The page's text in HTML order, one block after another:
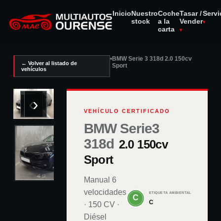
InicioNuestro
stock
Coche
a la
carta
Tasar /
Vender
← Volver al listado de
vehículos
•BMW Serie 3 318d 2.0 150cv
Sport
/5
‹› VEHÍCULO CERTIFICADO
BMW Serie3
318d 2.0 150cv
Sport
Manual 6
velocidades
· 150CV ·
Diésel
ETIQUETA AMBIENTAL
C